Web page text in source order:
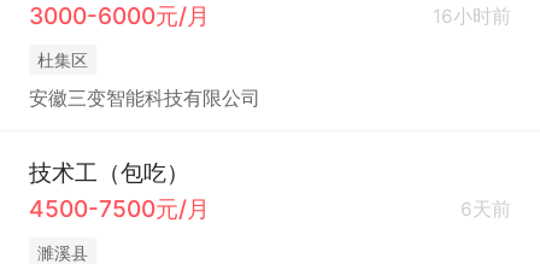
3000-6000元/月
16小时前
杜集区
安徽三变智能科技有限公司
技术工（包吃）
4500-7500元/月
6天前
濉溪县